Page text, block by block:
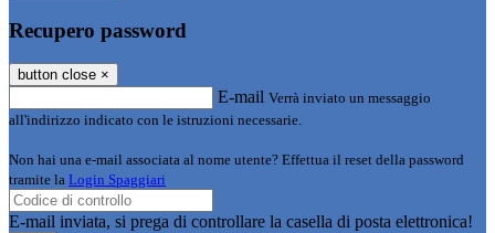
Recupero password
button close ×
E-mail Verrà inviato un messaggio
all'indirizzo indicato con le istruzioni necessarie.
Non hai una e-mail associata al nome utente? Effettua il reset della password
tramite la Login Spaggiari
E-mail inviata, si prega di controllare la casella di posta elettronica!